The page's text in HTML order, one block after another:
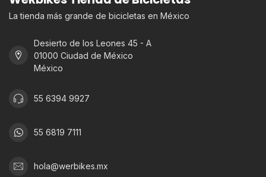
La tienda más grande de bicicletas en México
Desierto de los Leones 45 - A
01000 Ciudad de México
México
55 6394 9927
55 6819 7111
hola@werbikes.mx